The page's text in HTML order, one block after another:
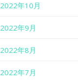
2022年10月
2022年9月
2022年8月
2022年7月